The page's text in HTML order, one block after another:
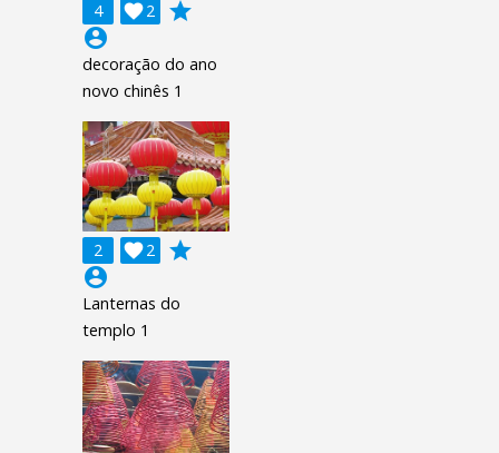
4 2

grade
account_circle
decoração do ano
novo chinês 1
2 2

grade
account_circle
Lanternas do
templo 1